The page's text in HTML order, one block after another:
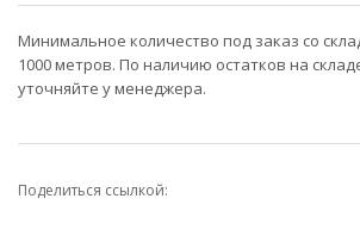
Минимальное количество под заказ со
1000 метров. По наличию остатков на
уточняйте у менеджера.
Поделиться ссылкой: